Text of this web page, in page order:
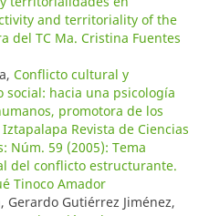
and territoriality of the
del TC Ma. Cristina Fuentes
Conflicto cultural y
hacia una psicología
promotora de los
Iztapalapa Revista de Ciencias
Núm. 59 (2005): Tema
del conflicto estructurante.
Tinoco Amador
Gerardo Gutiérrez Jiménez,